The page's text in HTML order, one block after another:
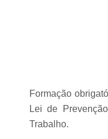
Formação
Lei de
Trabalho.